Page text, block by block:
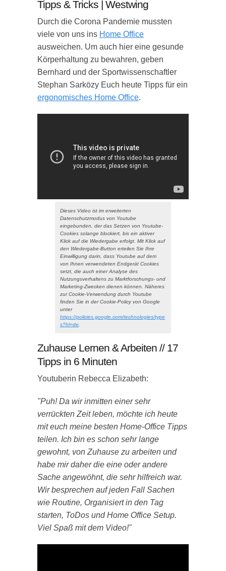
Tipps & Tricks | Westwing
Durch die Corona Pandemie mussten
viele von uns ins Home Office
ausweichen. Um auch hier eine gesunde
Körperhaltung zu bewahren, geben
Bernhard und der Sportwissenschaftler
Stephan Sarközy Euch heute Tipps für ein
ergonomisches Home Office.
Dieses Video ist im erweiterten
Datenschutzmodus von Youtube
eingebunden, der das Setzen von Youtube-
Cookies solange blockiert, bis ein aktiver
Klick auf die Wiedergabe erfolgt. Mit Klick auf
den Wiedergabe-Button erteilen Sie Ihre
Einwilligung darin, dass Youtube auf dem
von Ihnen verwendeten Endgerät Cookies
setzt, die auch einer Analyse des
Nutzungsverhaltens zu Marktforschungs- und
Marketing-Zwecken dienen können. Näheres
zur Cookie-Verwendung durch Youtube
finden Sie in der Cookie-Policy von Google
unter
https://policies.google.com/technologies/type
s?hl=de
Zuhause Lernen & Arbeiten // 17
Tipps in 6 Minuten
Youtuberin Rebecca Elizabeth:
"Puh! Da wir inmitten einer sehr
verrückten Zeit leben, möchte ich heute
mit euch meine besten Home-Office Tipps
teilen. Ich bin es schon sehr lange
gewohnt, von Zuhause zu arbeiten und
habe mir daher die eine oder andere
Sache angewöhnt, die sehr hilfreich war.
Wir besprechen auf jeden Fall Sachen
wie Routine, Organisiert in den Tag
starten, ToDos und Home Office Setup.
Viel Spaß mit dem Video!"